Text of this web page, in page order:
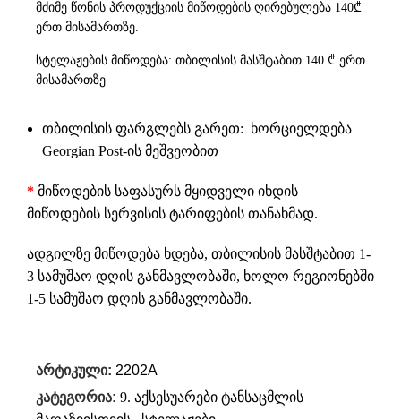
მძიმე წონის პროდუქციის მიწოდების ღირებულება 140₾
ერთ მისამართზე.
სტელაჟების მიწოდება: თბილისის მასშტაბით 140 ₾ ერთ
მისამართზე
თბილისის ფარგლებს გარეთ: ხორციელდება
Georgian Post-ის მეშვეობით
* მიწოდების საფასურს მყიდველი იხდის
მიწოდების სერვისის ტარიფების თანახმად.
ადგილზე მიწოდება ხდება, თბილისის მასშტაბით 1-
3 სამუშაო დღის განმავლობაში, ხოლო რეგიონებში
1-5 სამუშაო დღის განმავლობაში.
არტიკული: 2202A
კატეგორია: 9. აქსესუარები ტანსაცმლის